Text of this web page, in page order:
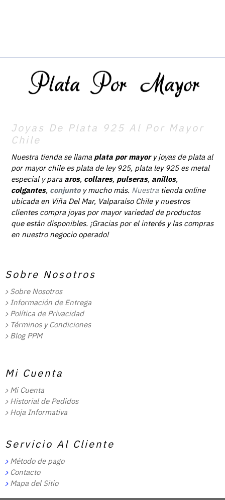
Joyas De Plata 925 Al Por Mayor
Chile
Nuestra tienda se llama plata por mayory joyas de plata al
por mayor chile es plata de ley 925, plata ley 925 es metal
especial y para aros, collares, pulseras, anillos,
colgantes, conjunto y mucho más. Nuestra tienda online
ubicada en Viña Del Mar, Valparaíso Chile y nuestros
clientes compra joyas por mayor variedad de productos
que están disponibles. ¡Gracias por el interés y las compras
en nuestro negocio operado!
Sobre Nosotros
Sobre Nosotros
Información de Entrega
Política de Privacidad
Términos y Condiciones
Blog PPM
Mi Cuenta
Mi Cuenta
Historial de Pedidos
Hoja Informativa
Servicio Al Cliente
Método de pago
Contacto
Mapa del Sitio